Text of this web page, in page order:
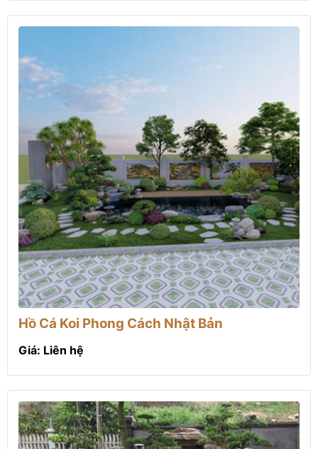
Hồ Cá Koi Phong Cách Nhật Bản
Giá: Liên hệ